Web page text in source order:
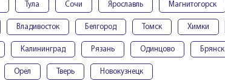
Тула Сочи Ярославль Магнитогорск
Владивосток Белгород Томск Химки
Калининград Рязань Одинцово Брянск
Орёл Тверь Новокузнецк